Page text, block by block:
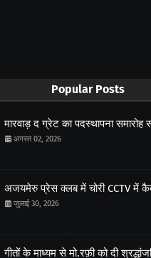
Popular Posts
मारवाड़ द ग्रेट का पदस्थापना समारोह
अगस्त 02, 2026
अजयमेरु प्रेस क्लब में चोरी CCTV में
जुलाई 30, 2026
गीतों के माध्यम से मो.रफ़ी को दी